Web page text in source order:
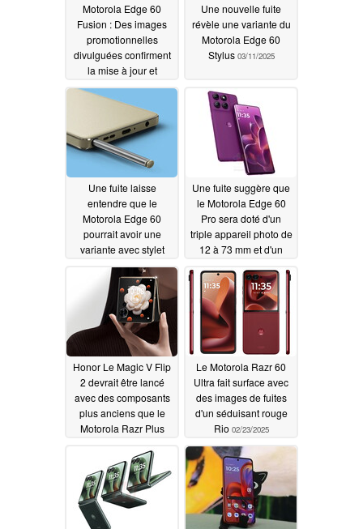
Motorola Edge 60
Fusion : Des images
promotionnelles
divulguées confirment
la mise à jour et
annoncent une sortie
imminente03/13/2025
Une nouvelle fuite
révèle une variante du
Motorola Edge 60
Stylus 03/11/2025
Une fuite laisse
entendre que le
Motorola Edge 60
pourrait avoir une
variante avec stylet
03/08/2025
Une fuite suggère que
le Motorola Edge 60
Pro sera doté d'un
triple appareil photo de
12 à 73 mm et d'un
dédié
03/02/2025
Honor Le Magic V Flip
2 devrait être lancé
avec des composants
plus anciens que le
Motorola Razr Plus
Le Motorola Razr 60
Ultra fait surface avec
des images de fuites
d'un séduisant rouge
Rio 02/23/2025